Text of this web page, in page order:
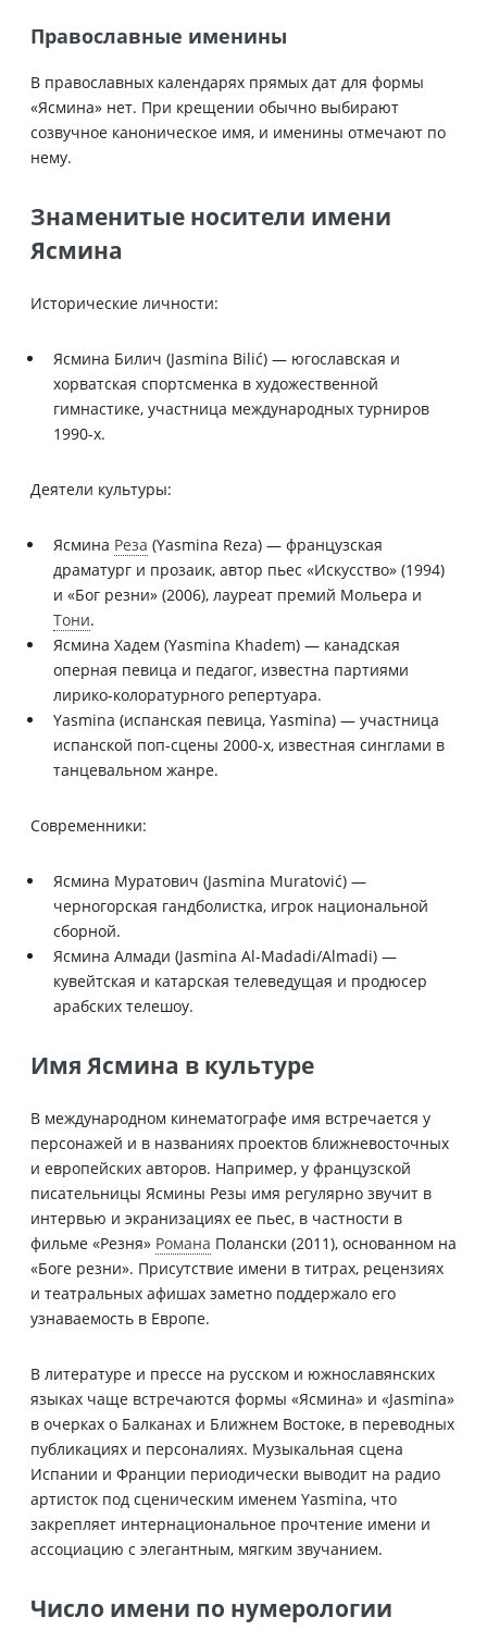
Православные именины
В православных календарях прямых дат для формы
«Ясмина» нет. При крещении обычно выбирают
созвучное каноническое имя, и именины отмечают по
нему.
Знаменитые носители имени
Ясмина
Исторические личности:
Ясмина Билич (Jasmina Bilić) — югославская и
хорватская спортсменка в художественной
гимнастике, участница международных турниров
1990-х.
Деятели культуры:
Ясмина Реза (Yasmina Reza) — французская
драматург и прозаик, автор пьес «Искусство» (1994)
и «Бог резни» (2006), лауреат премий Мольера и
Тони.
Ясмина Хадем (Yasmina Khadem) — канадская
оперная певица и педагог, известна партиями
лирико-колоратурного репертуара.
Yasmina (испанская певица, Yasmina) — участница
испанской поп-сцены 2000-х, известная синглами в
танцевальном жанре.
Современники:
Ясмина Муратович (Jasmina Muratović) —
черногорская гандболистка, игрок национальной
сборной.
Ясмина Алмади (Jasmina Al-Madadi/Almadi) —
кувейтская и катарская телеведущая и продюсер
арабских телешоу.
Имя Ясмина в культуре
В международном кинематографе имя встречается у
персонажей и в названиях проектов ближневосточных
и европейских авторов. Например, у французской
писательницы Ясмины Резы имя регулярно звучит в
интервью и экранизациях ее пьес, в частности в
фильме «Резня» Романа Полански (2011), основанном на
«Боге резни». Присутствие имени в титрах, рецензиях
и театральных афишах заметно поддержало его
узнаваемость в Европе.
В литературе и прессе на русском и южнославянских
языках чаще встречаются формы «Ясмина» и «Jasmina»
в очерках о Балканах и Ближнем Востоке, в переводных
публикациях и персоналиях. Музыкальная сцена
Испании и Франции периодически выводит на радио
артисток под сценическим именем Yasmina, что
закрепляет интернациональное прочтение имени и
ассоциацию с элегантным, мягким звучанием.
Число имени по нумерологии